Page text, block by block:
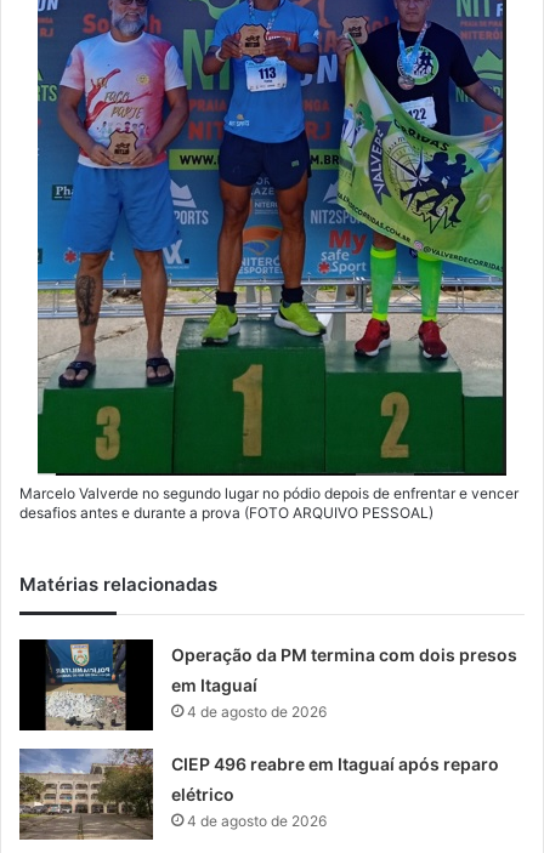
Marcelo Valverde no segundo lugar no pódio depois de enfrentar e vencer
desafios antes e durante a prova (FOTO ARQUIVO PESSOAL)
Matérias relacionadas
Operação da PM termina com dois presos
em Itaguaí
4 de agosto de 2026
CIEP 496 reabre em Itaguaí após reparo
elétrico
4 de agosto de 2026